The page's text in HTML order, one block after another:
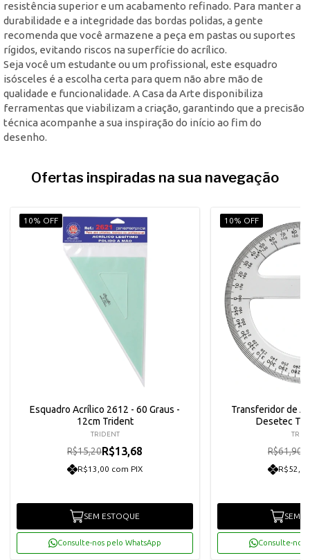
resistência superior e um acabamento refinado. Para manter a
durabilidade e a integridade das bordas polidas, a gente
recomenda que você armazene a peça em pastas ou suportes
rígidos, evitando riscos na superfície do acrílico.
Seja você um estudante ou um profissional, este esquadro
isósceles é a escolha certa para quem não abre mão de
qualidade e funcionalidade. A Casa da Arte disponibiliza
ferramentas que viabilizam a criação, garantindo que a precisão
técnica acompanhe a sua inspiração do início ao fim do
desenho.
Ofertas inspiradas na sua navegação
10% OFF
Esquadro Acrílico 2612 - 60 Graus -
12cm Trident
TRIDENT
R$15,20R$13,68
R$13,00 com PIX
SEM ESTOQUE
Consulte-nos pelo WhatsApp
10% OFF
Transferidor de
Desetec
R$61,90
SEM
Consulte-nos